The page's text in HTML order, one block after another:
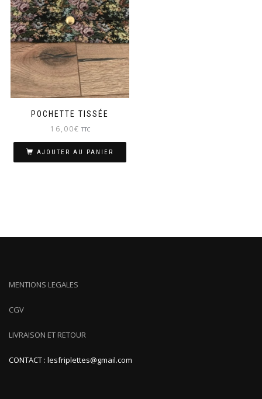
POCHETTE TISSÉE
16,00€ TTC
AJOUTER AU PANIER
MENTIONS LEGALES
CGV
LIVRAISON ET RETOUR
CONTACT : lesfriplettes@gmail.com